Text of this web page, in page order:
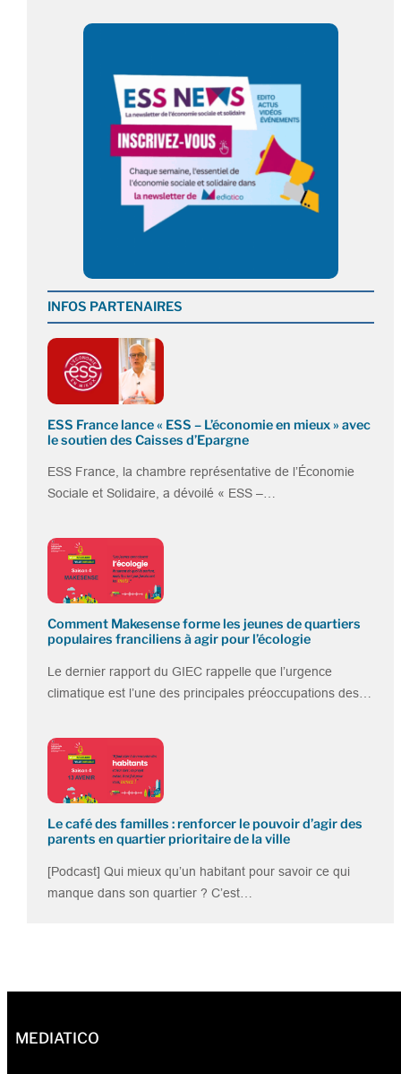
INFOS PARTENAIRES
ESS France lance « ESS – L’économie en mieux » avec
le soutien des Caisses d’Epargne
ESS France, la chambre représentative de l’Économie
Sociale et Solidaire, a dévoilé « ESS –…
Comment Makesense forme les jeunes de quartiers
populaires franciliens à agir pour l’écologie
Le dernier rapport du GIEC rappelle que l’urgence
climatique est l’une des principales préoccupations des…
Le café des familles : renforcer le pouvoir d’agir des
parents en quartier prioritaire de la ville
[Podcast] Qui mieux qu’un habitant pour savoir ce qui
manque dans son quartier ? C’est…
MEDIATICO